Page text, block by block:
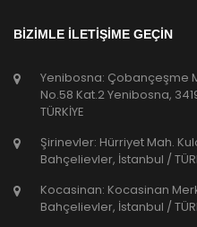
BİZİMLE İLETİŞİME GEÇİN
Yenibosna: Çobançeşme
No.58 Kat.2 Yenibosna,
TÜRKİYE
Şirinevler: Hürriyet Mah.
Bahçelievler, İstanbul /
Kocasinan: Kocasinan
Bahçelievler, İstanbul /